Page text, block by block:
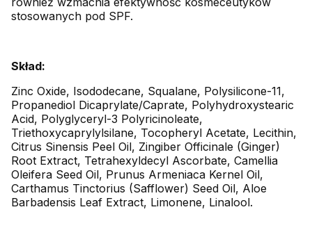
stosowanych pod SPF.
Skład:
Zinc Oxide, Isododecane, Squalane, Polysilicone-11,
Propanediol Dicaprylate/Caprate, Polyhydroxystearic
Acid, Polyglyceryl-3 Polyricinoleate,
Triethoxycaprylylsilane, Tocopheryl Acetate, Lecithin,
Citrus Sinensis Peel Oil, Zingiber Officinale (Ginger)
Root Extract, Tetrahexyldecyl Ascorbate, Camellia
Oleifera Seed Oil, Prunus Armeniaca Kernel Oil,
Carthamus Tinctorius (Safflower) Seed Oil, Aloe
Barbadensis Leaf Extract, Limonene, Linalool.